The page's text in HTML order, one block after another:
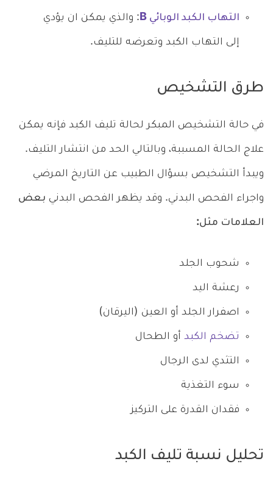
التهاب الكبد الوبائي B : والذي يمكن ان يؤدي
إلى التهاب الكبد وتعرضه للتليف.
طرق التشخيص
في حالة التشخيص المبكر لحالة تليف الكبد فإنه يمكن
علاج الحالة المسببة، وبالتالي الحد من انتشار التليف.
ويبدأ التشخيص بسؤال الطبيب عن التاريخ المرضي
واجراء الفحص البدني. وقد يظهر الفحص البدني بعض
العلامات مثل:
شحوب الجلد
رعشة اليد
اصفرار الجلد أو العين (اليرقان)
تضخم الكبد أو الطحال
التثدي لدى الرجال
سوء التغذية
فقدان القدرة على التركيز
تحليل نسبة تليف الكبد